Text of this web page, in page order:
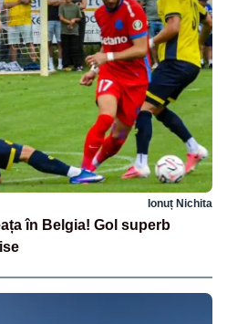
Ionuț Nichita
în Belgia! Gol superb